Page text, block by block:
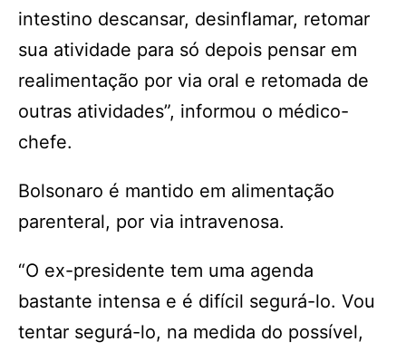
intestino descansar, desinflamar, retomar
sua atividade para só depois pensar em
realimentação por via oral e retomada de
outras atividades”, informou o médico-
chefe.
Bolsonaro é mantido em alimentação
parenteral, por via intravenosa.
“O ex-presidente tem uma agenda
bastante intensa e é difícil segurá-lo. Vou
tentar segurá-lo, na medida do possível,